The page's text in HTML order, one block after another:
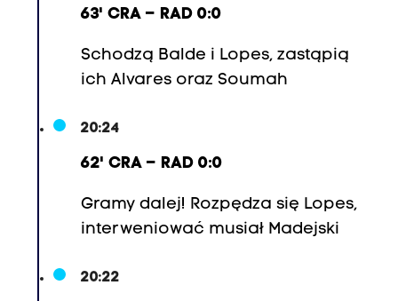
63' CRA – RAD 0:0
Schodzą Balde i Lopes, zastąpią
ich Alvares oraz Soumah
20:24
62' CRA – RAD 0:0
Gramy dalej! Rozpędza się Lopes,
interweniować musiał Madejski
20:22